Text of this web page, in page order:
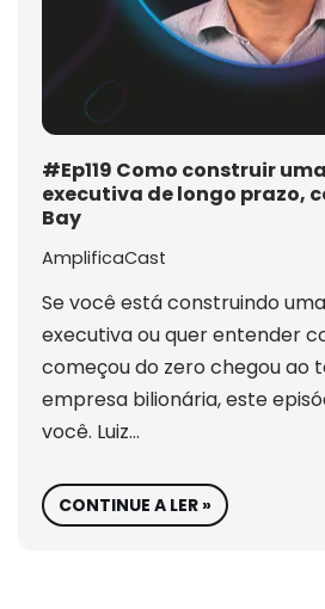
#Ep119 Como construir
executiva de longo prazo,
Bay
AmplificaCast
Se você está construindo
executiva ou quer entender
começou do zero chegou ao
empresa bilionária, este
você. Luiz…
CONTINUE A LER »